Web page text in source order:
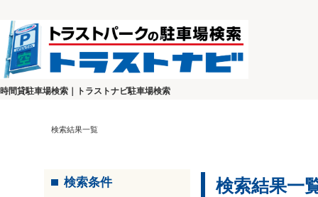
時間貸駐車場検索｜トラストナビ駐車場検索
検索結果一覧
検索条件 検索結果一